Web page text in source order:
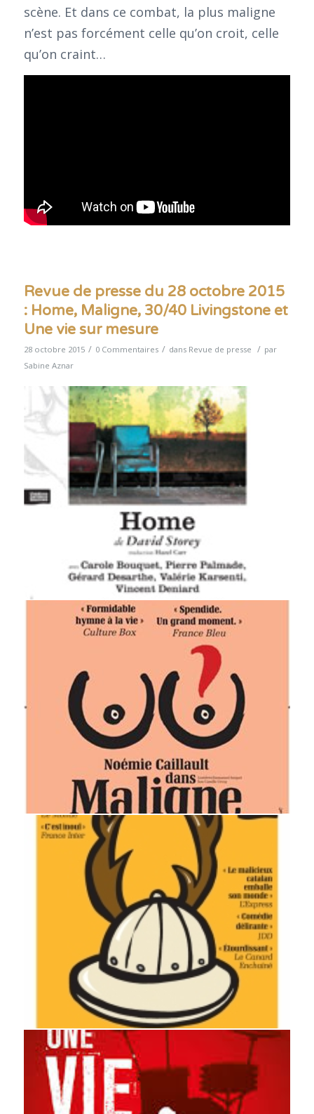
scène. Et dans ce combat, la plus maligne
n’est pas forcément celle qu’on croit, celle
qu’on craint…
Revue de presse du 28 octobre 2015
: Home, Maligne, 30/40 Livingstone et
Une vie sur mesure
28 octobre 2015 / 0 Commentaires / dans Revue de presse / par
Sabine Aznar